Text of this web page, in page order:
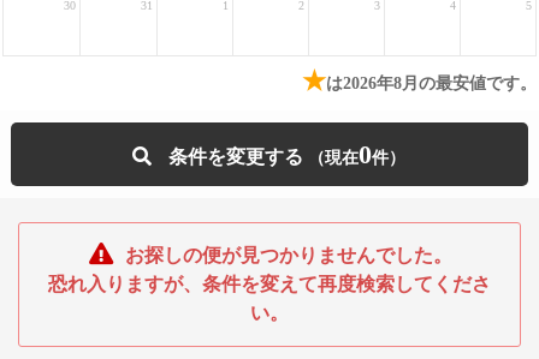
30 31 1 2 3 4 5
★は2026年8月の最安値です。
条件を変更する 0
お探しの便が見つかりませんでした。
恐れ入りますが、条件を変えて再度検索してくださ
い。